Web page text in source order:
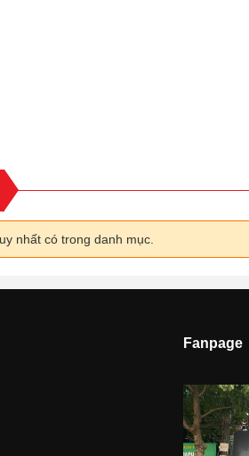
nhất có trong danh mục.
Fanpage